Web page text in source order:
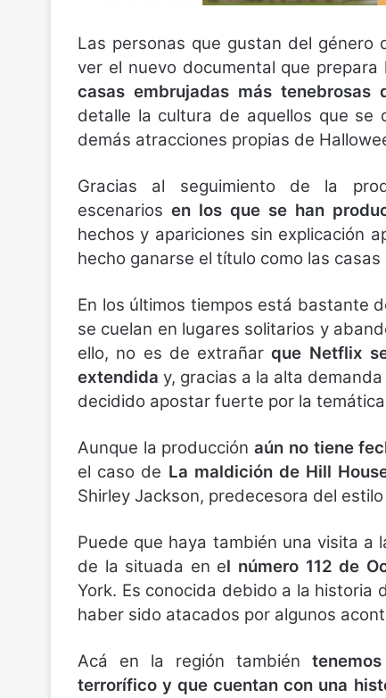
Las personas que gustan del
ver el nuevo documental que prepara
casas embrujadas más tenebrosas
detalle la cultura de aquellos que
demás atracciones propias de
Gracias al seguimiento de la
escenarios en los que se han
hechos y apariciones sin explicación
hecho ganarse el título como las
En los últimos tiempos está bastante
se cuelan en lugares solitarios y
ello, no es de extrañar que Netflix
extendida y, gracias a la alta
decidido apostar fuerte por la
Aunque la producción aún no tiene
el caso de La maldición de Hill
Shirley Jackson, predecesora del
Puede que haya también una visita a
de la situada en el número 112 de
York. Es conocida debido a la historia
haber sido atacados por algunos
Acá en la región también
terrorífico y que cuentan con una